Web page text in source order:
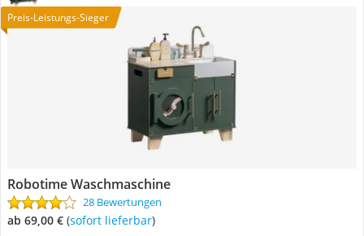
Preis-Leistungs-Sieger
Robotime Waschmaschine
28 Bewertungen
ab 69,00 € ( Sofort lieferbar)